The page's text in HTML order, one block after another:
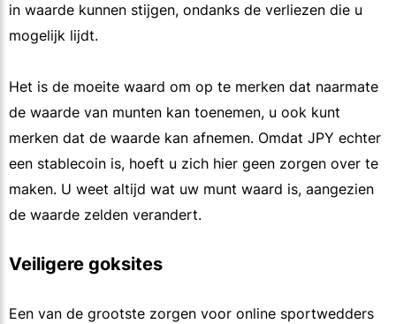
in waarde kunnen stijgen, ondanks de verliezen die u
mogelijk lijdt.
Het is de moeite waard om op te merken dat naarmate
de waarde van munten kan toenemen, u ook kunt
merken dat de waarde kan afnemen. Omdat JPY echter
een stablecoin is, hoeft u zich hier geen zorgen over te
maken. U weet altijd wat uw munt waard is, aangezien
de waarde zelden verandert.
Veiligere goksites
Een van de grootste zorgen voor online sportwedders